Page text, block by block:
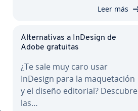
Leer más
Al­te­r­na­ti­vas a InDesign de
Adobe gratuitas
¿Te sale muy caro usar
InDesign para la ma­que­ta­ción
y el diseño editorial? Descubre
las…